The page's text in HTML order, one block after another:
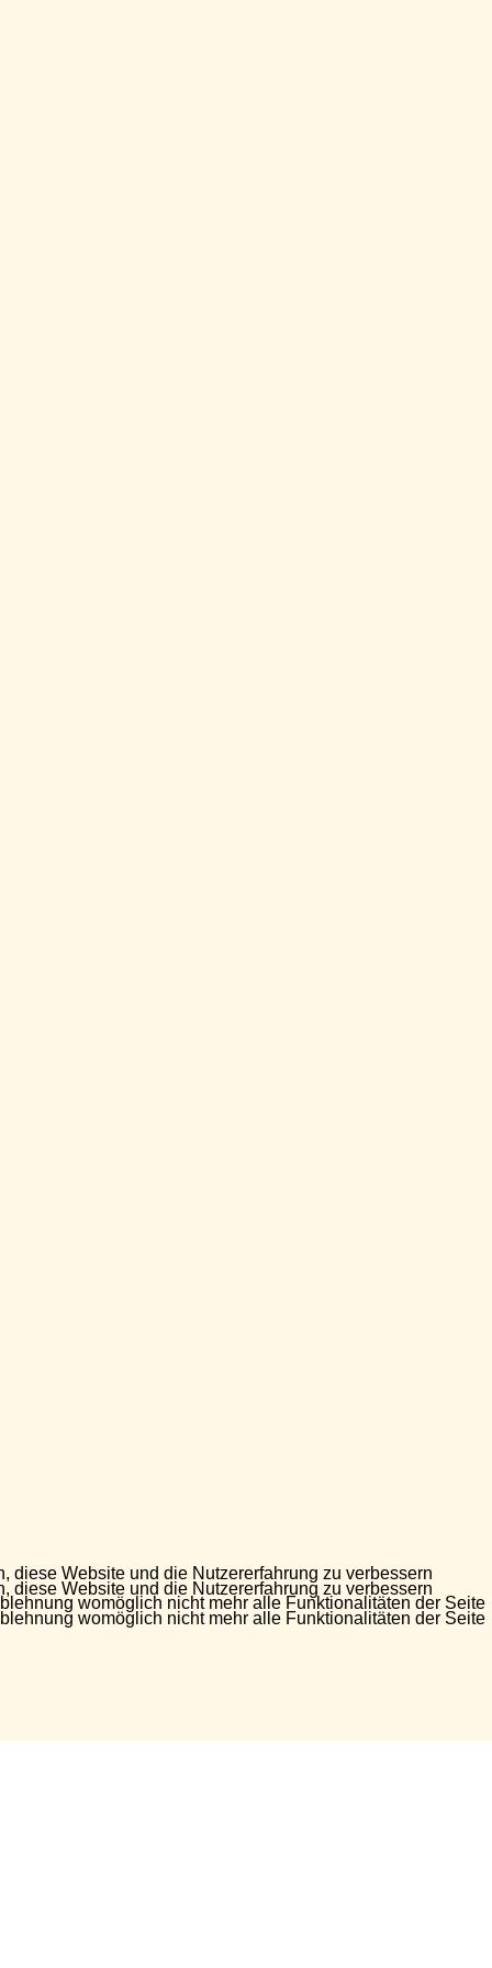
diese Website und die Nutzererfahrung zu verbessern
womöglich nicht mehr alle Funktionalitäten der Seite
diese Website und die Nutzererfahrung zu verbessern
womöglich nicht mehr alle Funktionalitäten der Seite